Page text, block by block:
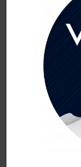
106
04 79 44